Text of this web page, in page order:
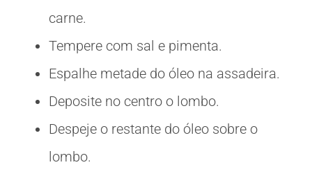
carne.
Tempere com sal e pimenta.
Espalhe metade do óleo na assadeira.
Deposite no centro o lombo.
Despeje o restante do óleo sobre o
lombo.